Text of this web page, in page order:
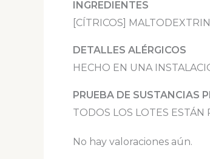
INGREDIENTES
[CÍTRICOS]
DETALLES ALÉRGICOS
HECHO EN UNA
PRUEBA DE SUSTANCIAS
TODOS LOS LOTES ESTÁN
No hay valoraciones aún.